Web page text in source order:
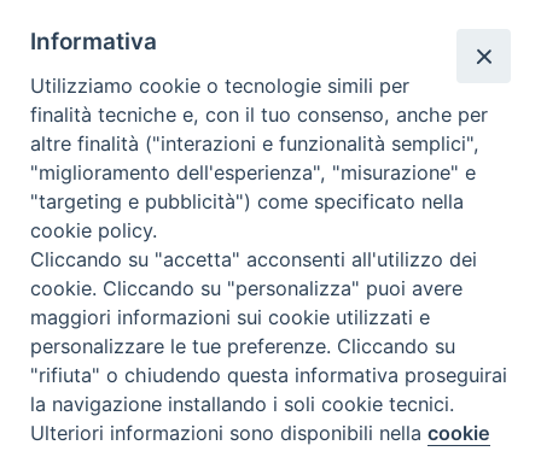
Diocesi di Melfi Rapolla Venosa
• Largo Duomo, 12 - 85025 MELFI (PZ) •
Tel. 0972238604
PEC ufficiale della Diocesi:
diocesi.melfi_rapolla_venosa@legalmail.it
Preferenze Cookie
Informativa
Utilizziamo cookie o tecnologie simili per
finalità tecniche e, con il tuo consenso, anche per
altre finalità ("interazioni e funzionalità semplici",
"miglioramento dell'esperienza", "misurazione" e
"targeting e pubblicità") come specificato nella
cookie policy.
Cliccando su "accetta" acconsenti all'utilizzo dei
cookie. Cliccando su "personalizza" puoi avere
maggiori informazioni sui cookie utilizzati e
personalizzare le tue preferenze. Cliccando su
"rifiuta" o chiudendo questa informativa proseguirai
la navigazione installando i soli cookie tecnici.
Ulteriori informazioni sono disponibili nellacookie